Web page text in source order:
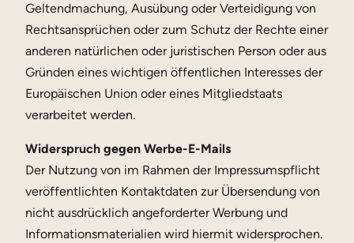
Geltendmachung, Ausübung oder Verteidigung von
Rechtsansprüchen oder zum Schutz der Rechte einer
anderen natürlichen oder juristischen Person oder aus
Gründen eines wichtigen öffentlichen Interesses der
Europäischen Union oder eines Mitgliedstaats
verarbeitet werden.
Widerspruch gegen Werbe-E-Mails
Der Nutzung von im Rahmen der Impressumspflicht
veröffentlichten Kontaktdaten zur Übersendung von
nicht ausdrücklich angeforderter Werbung und
Informationsmaterialien wird hiermit widersprochen.